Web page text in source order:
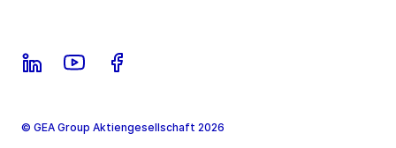
© GEA Group Aktiengesellschaft 2026